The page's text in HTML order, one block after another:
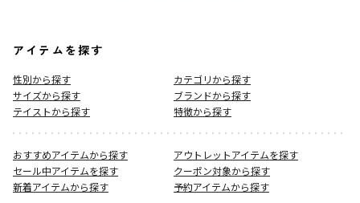
アイテムを探す
性別から探す
カテゴリから探す
サイズから探す
ブランドから探す
テイストから探す
特徴から探す
おすすめアイテムから探す
アウトレットアイテムを探す
セール中アイテムを探す
クーポン対象から探す
新着アイテムから探す
予約アイテムから探す